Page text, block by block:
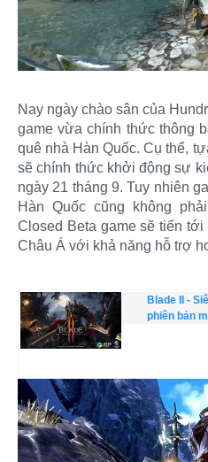
Nay ngày chào sân của
game vừa chính thức thông
quê nhà Hàn Quốc. Cụ thể,
sẽ chính thức khởi động sự
ngày 21 tháng 9. Tuy nhiên
Hàn Quốc cũng không
Closed Beta game sẽ tiến
Châu Á với khả năng hỗ trợ
Blade II -
phiên bản